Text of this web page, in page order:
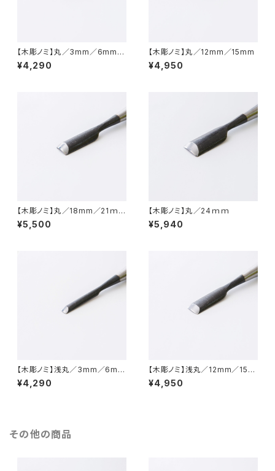
【木彫ノミ】丸／3mm／6mm／
9mm
¥4,290
【木彫ノミ】丸／12mm／15mm
¥4,950
【木彫ノミ】丸／18mm／21ｍ
ｍ
¥5,500
【木彫ノミ】丸／24ｍｍ
¥5,940
【木彫ノミ】浅丸／3mm／6mm
／9mm
¥4,290
【木彫ノミ】浅丸／12mm／15m
m
¥4,950
その他の商品